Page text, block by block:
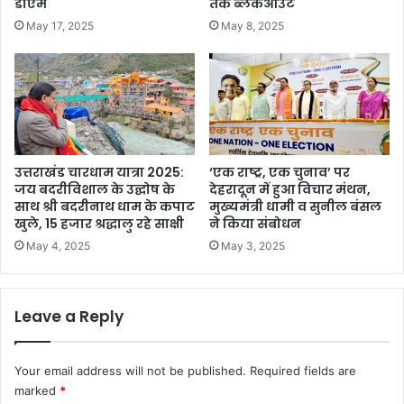
May 17, 2025 May 8, 2025
उत्तराखंड चारधाम यात्रा 2025:
जय बदरीविशाल के उद्घोष के
साथ श्री बदरीनाथ धाम के कपाट
खुले, 15 हजार श्रद्धालु रहे साक्षी
May 4, 2025
‘एक राष्ट्र, एक चुनाव’ पर
देहरादून में हुआ विचार मंथन,
मुख्यमंत्री धामी व सुनील बंसल
ने किया संबोधन
May 3, 2025
Leave a Reply
Your email address will not be published. Required fields are
marked *